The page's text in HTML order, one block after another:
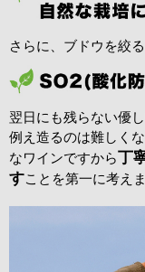
さらに、ブドウを絞
翌日にも残らない優
例え造るのは難しく
なワインですから丁
すことを第一に考えま